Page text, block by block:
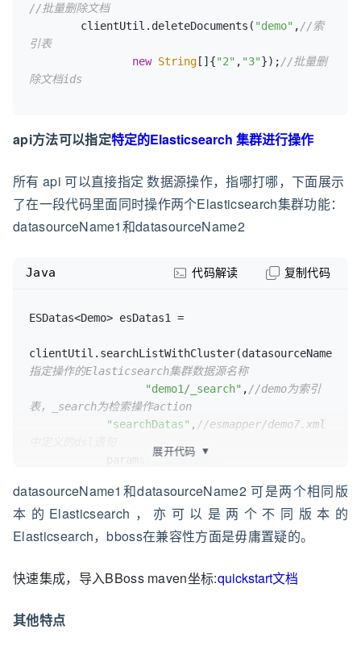
//批量删除文档
        clientUtil.deleteDocuments(
"demo" , //索
引表
new String []{"2" , "3"}); //批量删
除文档ids
api方法可以指定特定的Elasticsearch 集群进行操作
所有 api 可以直接指定 数据源操作，指哪打哪，下面展示
了在一段代码里面同时操作两个Elasticsearch集群功能：
datasourceName1和datasourceName2
ESDatas<Demo> esDatas1 =
clientUtil.searchListWithCluster(datasourceName1,
指定操作的Elasticsearch集群数据源名称
"demo1/_search" , //demo为索引
表，_search为检索操作action
"searchDatas" , //esmapper/demo7.xml
//变量参数
ESDatas<Demo> esDatas2 =
"demo2/_search",//demo为索引
Java 代码解读 复制代码
展开代码 ▼
datasourceName1和datasourceName2 可是两个相同版
本的Elasticsearch，亦可以是两个不同版本的
Elasticsearch，bboss在兼容性方面是毋庸置疑的。
快速集成，导入BBoss maven坐标:quickstart文档
其他特点